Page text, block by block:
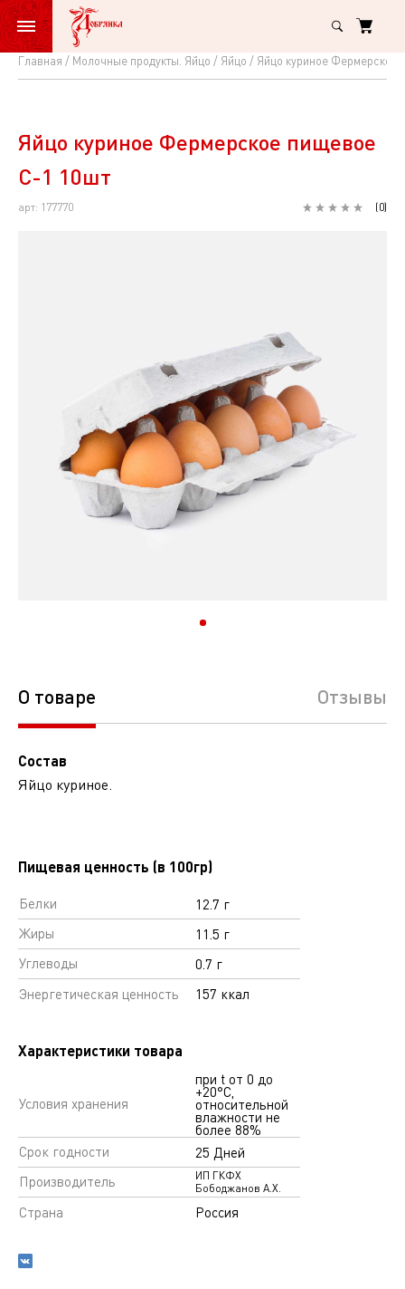
Главная Молочные продукты. Яйцо Яйцо Яйцо куриное
Яйцо
Фермерское
пищевое
С-1
Яйцо куриное Фермерское пищевое
С-1 10шт
арт: 177770 (0)
О товаре Отзывы
Состав
Яйцо куриное.
Пищевая ценность (в 100гр)
Белки
12.7 г
Жиры
11.5 г
Углеводы
0.7 г
Энергетическая ценность
157 ккал
Характеристики товара
Условия хранения
при t от 0 до
+20°С,
относительной
влажности не
более 88%
Срок годности
25 Дней
Производитель
ИП ГКФХ
Бободжанов А.Х.
Страна Россия